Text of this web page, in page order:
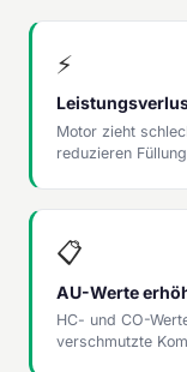
⚡
Motor zieht
reduzieren
📋
AU-Werte
HC- und CO-
verschmutzte